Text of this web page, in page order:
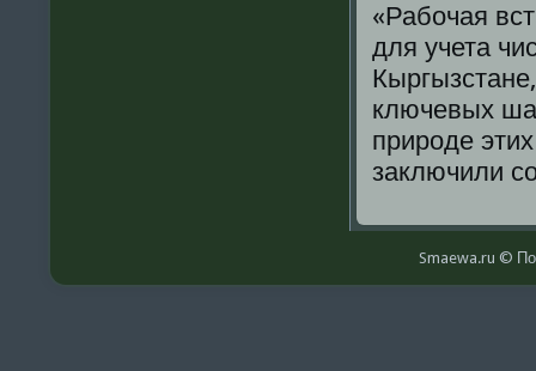
«Рабοчая
для учета
ключевых
прирοде
заключили
Smaewa.ru ©